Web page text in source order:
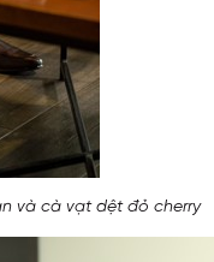
và cà vạt dệt đỏ cherry